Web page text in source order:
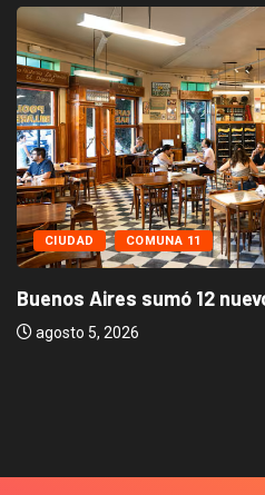
CIUDAD COMUNA 11
Buenos Aires sumó 12
agosto 5, 2026